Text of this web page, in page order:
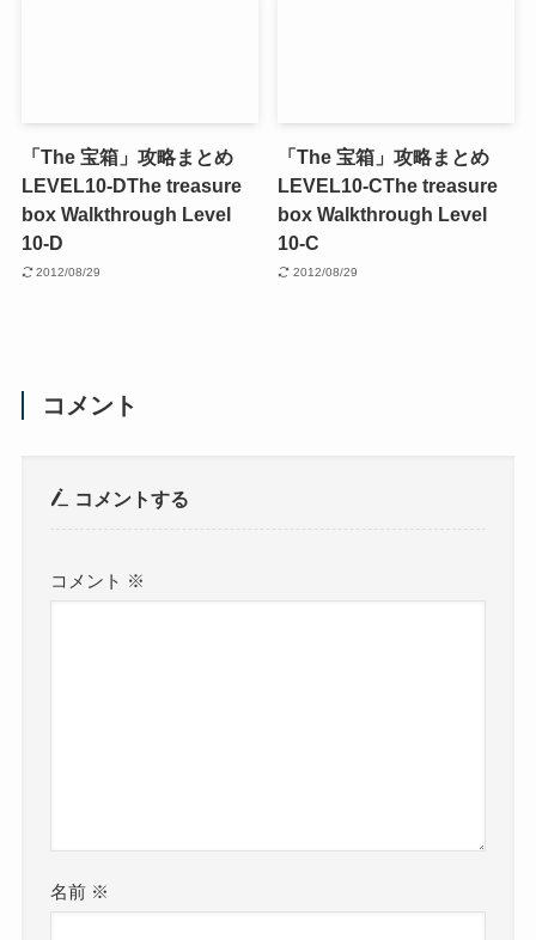
「The 宝箱」攻略まとめ
LEVEL10-DThe treasure
box Walkthrough Level
10-D
2012/08/29
「The 宝箱」攻略まとめ
LEVEL10-CThe treasure
box Walkthrough Level
10-C
2012/08/29
コメント
コメントする
コメント ※
名前 ※